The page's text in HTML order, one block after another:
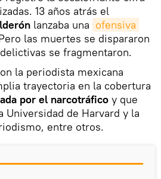
13 años atrás el
lanzaba una ofensiva
las muertes se dispararon
se fragmentaron.
la periodista mexicana
trayectoria en la cobertura
por el narcotráfico y que
Universidad de Harvard y la
entre otros.